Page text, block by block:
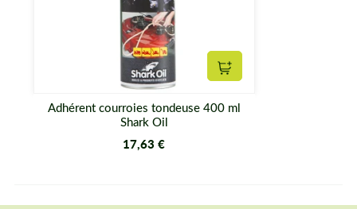
Ajouter au panier
Adhérent courroies tondeuse 400 ml
Shark Oil
17,63 €